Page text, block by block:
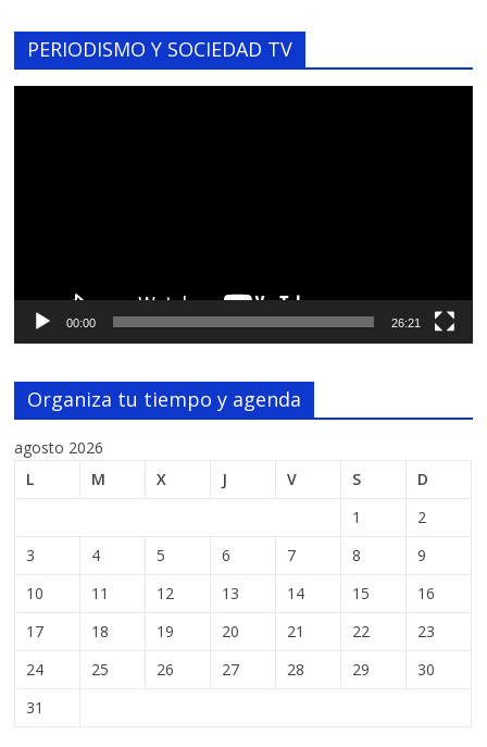
PERIODISMO Y SOCIEDAD TV
00:00 26:21
Organiza tu tiempo y agenda
agosto 2026
L
M X J V S
D
1
2
3
4 5 6 7 8
9
10
11 12 13 14 15
16
17
18 19 20 21 22
23
24
25 26 27 28 29
30
31